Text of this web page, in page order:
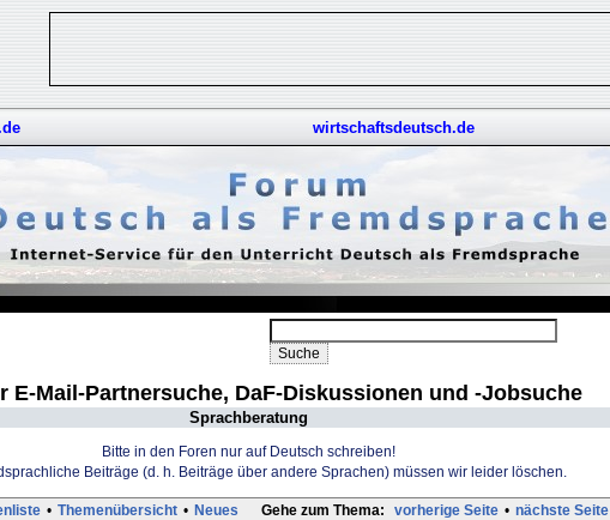
wirtschaftsdeutsch.de
E-Mail-Partnersuche, DaF-Diskussionen und -Jobsuche
Sprachberatung
Bitte in den Foren nur auf Deutsch schreiben!
Beiträge (d. h. Beiträge über andere Sprachen) müssen wir leider löschen.
Gehe zum Thema: vorherige Seite • nächste Seite
• Themenübersicht • Neues